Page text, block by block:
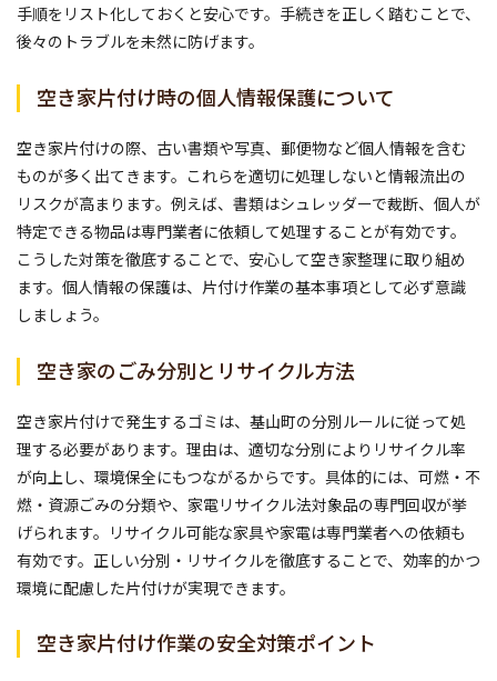
手順をリスト化しておくと安心です。手続きを正しく踏むことで、
後々のトラブルを未然に防げます。
空き家片付け時の個人情報保護について
空き家片付けの際、古い書類や写真、郵便物など個人情報を含む
ものが多く出てきます。これらを適切に処理しないと情報流出の
リスクが高まります。例えば、書類はシュレッダーで裁断、個人が
特定できる物品は専門業者に依頼して処理することが有効です。
こうした対策を徹底することで、安心して空き家整理に取り組め
ます。個人情報の保護は、片付け作業の基本事項として必ず意識
しましょう。
空き家のごみ分別とリサイクル方法
空き家片付けで発生するゴミは、基山町の分別ルールに従って処
理する必要があります。理由は、適切な分別によりリサイクル率
が向上し、環境保全にもつながるからです。具体的には、可燃・不
燃・資源ごみの分類や、家電リサイクル法対象品の専門回収が挙
げられます。リサイクル可能な家具や家電は専門業者への依頼も
有効です。正しい分別・リサイクルを徹底することで、効率的かつ
環境に配慮した片付けが実現できます。
空き家片付け作業の安全対策ポイント